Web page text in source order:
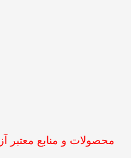
محصولات و منابع